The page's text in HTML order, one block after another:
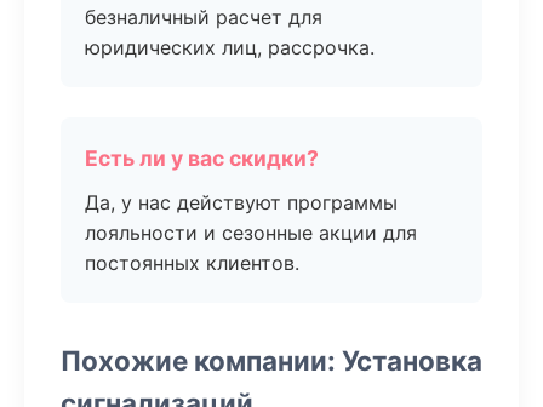
безналичный расчет для
юридических лиц, рассрочка.
Есть ли у вас скидки?
Да, у нас действуют программы
лояльности и сезонные акции для
постоянных клиентов.
Похожие компании: Установка